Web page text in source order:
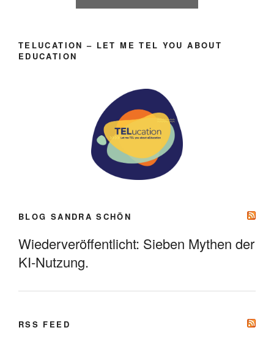
TELUCATION – LET ME TEL YOU ABOUT
EDUCATION
BLOG SANDRA SCHÖN
Wiederveröffentlicht: Sieben Mythen der
KI-Nutzung.
RSS FEED